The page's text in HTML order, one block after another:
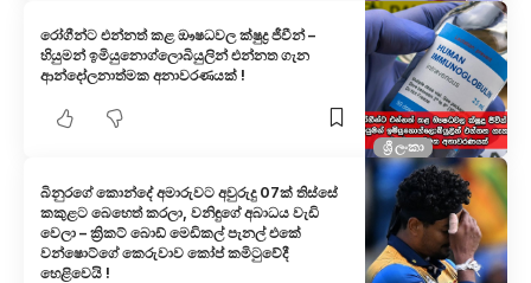
ශ්‍රී ලංකා
රෝගීන්ට එන්නත් කළ ඖෂධවල ක්ෂුද්‍ර ජීවීන් –
හියුමන් ඉමියුනොග්ලොබියුලින් එන්නත ගැන
ආන්දෝලනාත්මක අනාවරණයක් !
බිනුරගේ කොන්දේ අමාරුවට අවුරුදු 07ක් තිස්සේ
කකුළට බෙහෙත් කරලා, වනිඳුගේ අබාධය වැඩි
වෙලා – ක්‍රිකට් බොඩ් මෙඩිකල් පැනල් එකේ
වන්ෂොට්ගේ කෙරුවාව කෝප් කමිටුවේදී
හෙළිවෙයි !